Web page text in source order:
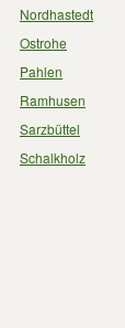
Nordhastedt
Ostrohe
Pahlen
Ramhusen
Sarzbüttel
Schalkholz